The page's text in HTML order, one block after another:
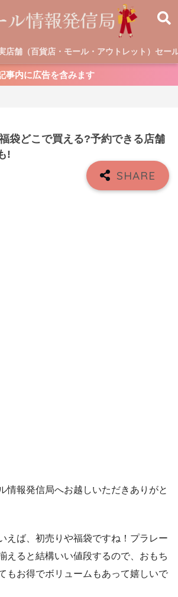
店舗（百貨店・モール・アウトレット）セー
事内に広告を含みます
袋どこで買える?予約できる店舗
!
情報発信局へお越しいただきありがと
えば、初売りや福袋ですね！プラレー
えると結構いい値段するので、おもち
もお得でボリュームもあって嬉しいで